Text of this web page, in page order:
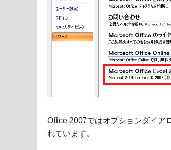
Office 2007ではオプションダイア
れています。